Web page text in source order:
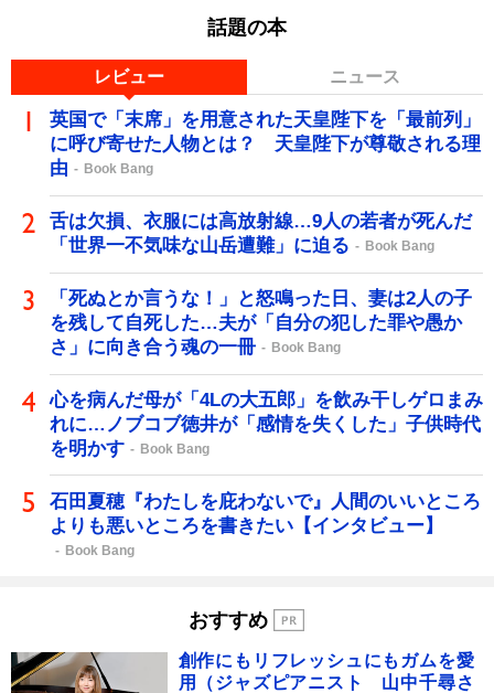
話題の本
レビュー ニュース
英国で「末席」を用意された天皇陛下を「最前列」
に呼び寄せた人物とは？ 天皇陛下が尊敬される理
由
Book Bang
舌は欠損、衣服には高放射線…9人の若者が死んだ
「世界一不気味な山岳遭難」に迫る
Book Bang
「死ぬとか言うな！」と怒鳴った日、妻は2人の子
を残して自死した…夫が「自分の犯した罪や愚か
さ」に向き合う魂の一冊
Book Bang
心を病んだ母が「4Lの大五郎」を飲み干しゲロまみ
れに…ノブコブ徳井が「感情を失くした」子供時代
を明かす
Book Bang
石田夏穂『わたしを庇わないで』人間のいいところ
よりも悪いところを書きたい【インタビュー】
Book Bang
おすすめ
創作にもリフレッシュにもガムを愛
用（ジャズピアニスト 山中千尋さ